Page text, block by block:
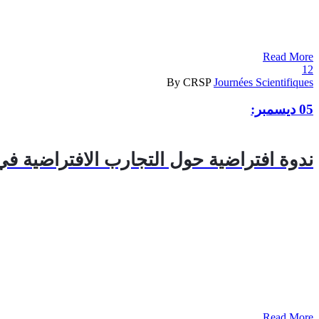
Read More
12
By CRSP Journées Scientifiques
05 ديسمبر:
ندوة افتراضية حول التجارب الافتراضية